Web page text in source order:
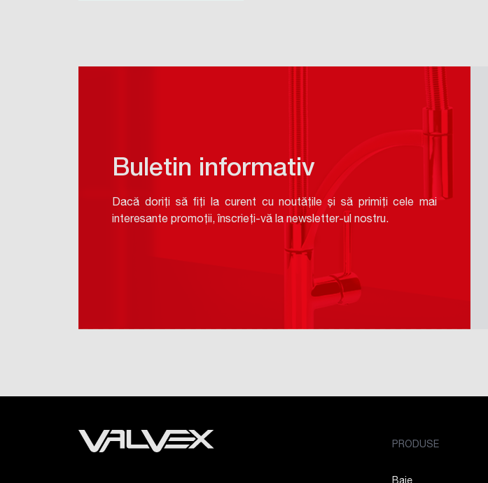
Buletin informativ
Dacă doriți să fiți la curent cu noutățile și să primiți cele mai
interesante promoții, înscrieți-vă la newsletter-ul nostru.
PRODUSE